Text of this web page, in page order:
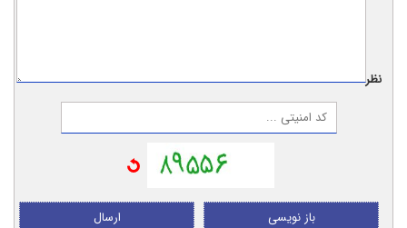
نظر:
ارسال باز نویسی